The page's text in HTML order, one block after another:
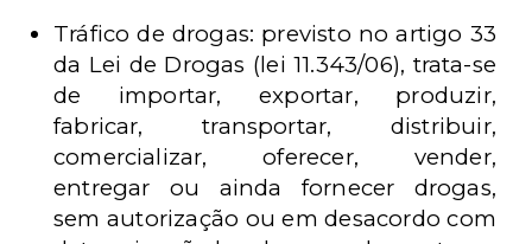
Tráfico de drogas: previsto no artigo 33
da Lei de Drogas (lei 11.343/06), trata-se
de importar, exportar, produzir,
fabricar, transportar, distribuir,
comercializar, oferecer, vender,
entregar ou ainda fornecer drogas,
sem autorização ou em desacordo com